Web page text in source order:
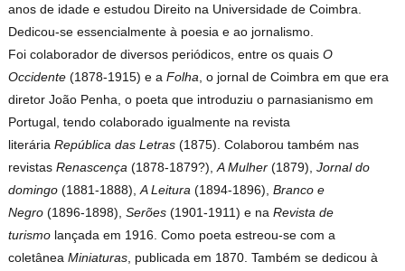
anos de idade e estudou Direito na Universidade de Coimbra.
Dedicou-se essencialmente à poesia e ao jornalismo.
Foi colaborador de diversos periódicos, entre os quaisO
Occidente (1878-1915) e aFolha , o jornal de Coimbra em que era
diretor João Penha, o poeta que introduziu o parnasianismo em
Portugal, tendo colaborado igualmente na revista
literáriaRepública das Letras (1875). Colaborou também nas
revistasRenascença (1878-1879?),A Mulher (1879),Jornal do
domingo (1881-1888),A Leitura (1894-1896),Branco e
Negro (1896-1898),Serões (1901-1911) e naRevista de
turismo lançada em 1916. Como poeta estreou-se com a
coletâneaMiniaturas , publicada em 1870. Também se dedicou à